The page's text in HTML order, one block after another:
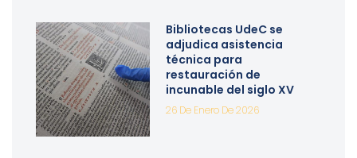
Bibliotecas UdeC se
adjudica asistencia
técnica para
restauración de
incunable del siglo XV
26 De Enero De 2026